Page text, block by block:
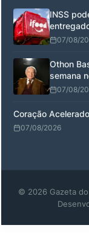
INSS
07/08/
Othon
semana
07/08/
Coração
07/08/2026
© 2026 Gazeta